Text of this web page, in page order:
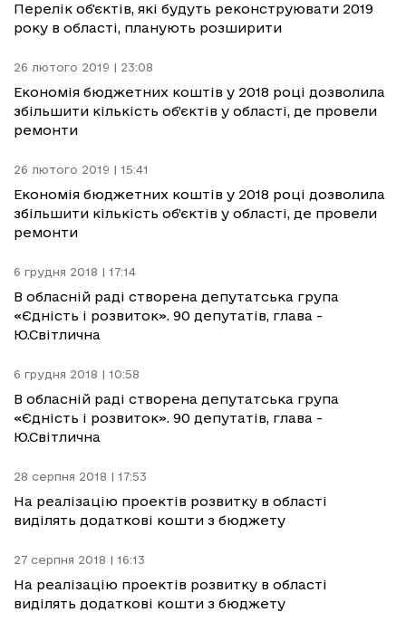
Перелік об'єктів, які будуть реконструювати 2019
року в області, планують розширити
26 лютого 2019 | 23:08
Економія бюджетних коштів у 2018 році дозволила
збільшити кількість об’єктів у області, де провели
ремонти
26 лютого 2019 | 15:41
Економія бюджетних коштів у 2018 році дозволила
збільшити кількість об’єктів у області, де провели
ремонти
6 грудня 2018 | 17:14
В обласній раді створена депутатська група
«Єдність і розвиток». 90 депутатів, глава -
Ю.Світлична
6 грудня 2018 | 10:58
В обласній раді створена депутатська група
«Єдність і розвиток». 90 депутатів, глава -
Ю.Світлична
28 серпня 2018 | 17:53
На реалізацію проектів розвитку в області
виділять додаткові кошти з бюджету
27 серпня 2018 | 16:13
На реалізацію проектів розвитку в області
виділять додаткові кошти з бюджету